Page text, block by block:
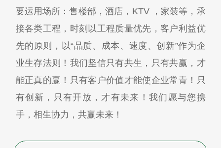
要运用场所：售楼部，酒店，KTV ，家装等，承
接各类工程，时刻以工程质量优先，客户利益优
先的原则，以“品质、成本、速度、创新”作为企
业生存法则！我们坚信只有共生，只有共赢，才
能正真的赢！只有客户价值才能使企业常青！只
有创新，只有开放，才有未来！我们愿与您携
手，相生协力，共赢未来！